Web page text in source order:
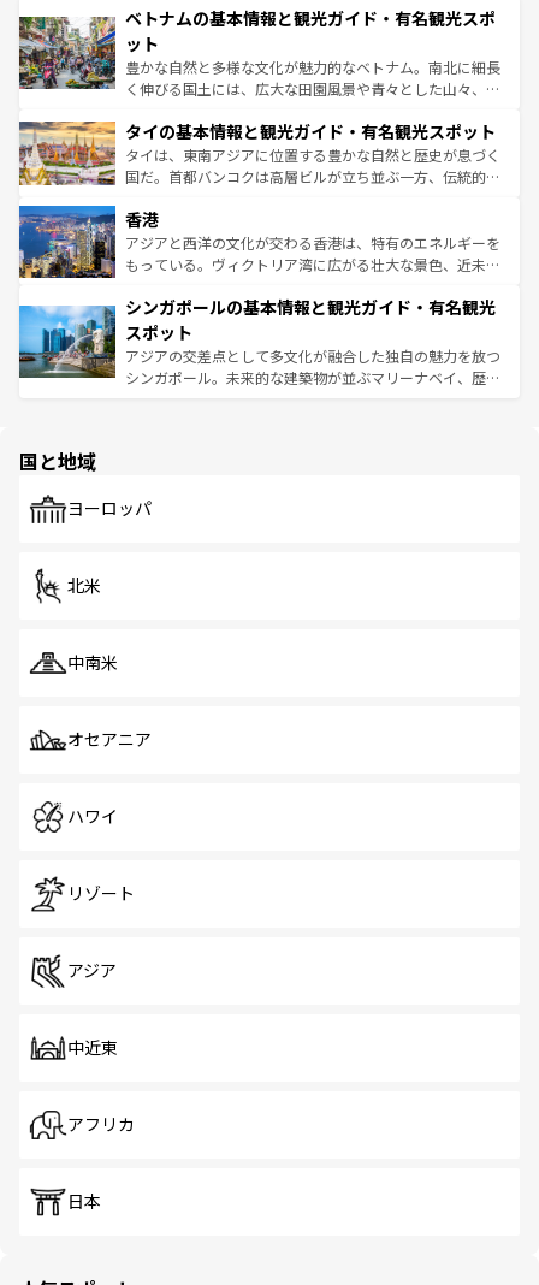
参照してほしい。
容にもいいと評判のスイーツなど、バラエティ豊かな料理
照してほしい。
き、地方に足を延ばせば四季折々の自然美を楽しむことが
できる。そして、キムチや焼肉、絶品のストリートフード
まで、さまざまな韓国料理が待っている。夜には、韓国な
らではのナイトライフも堪能できる。あたたかいホスピタ
わってみてほしい。 なお、新着の韓国情報はコンテンツ一
覧 を参照してほしい。
ベトナムの基本情報と観光ガイド・有名観光スポ
ット
豊かな自然と多様な文化が魅力的なベトナム。南北に細長
く伸びる国土には、広大な田園風景や青々とした山々、世
急速な発展と共に伝統が息づく。ハノイの古い町並みやホ
ーチミン市のフランス統治時代の建物も、独特の雰囲気を
醸し出している。また、バラエティの豊かさとおいしさで
とつ。フォーやバインミー、ベトナムコーヒーなどは、ぜ
ひ現地で味わいたい。どの地域を訪れてもあたたかい人々
が旅行者を迎えてくれるので、きっと忘れられない旅にな
参照してほしい。
タイの基本情報と観光ガイド・有名観光スポット
タイは、東南アジアに位置する豊かな自然と歴史が息づく
国だ。首都バンコクは高層ビルが立ち並ぶ一方、伝統的な
の活気が交差している。北部ではチェンマイなどの山岳地
帯で自然と触れ合い、南部ではプーケットやクラビの美し
いビーチでリゾート気分を楽しむことができる。タイ料理
激する。気候は一年中温暖で、どの季節にも異なる楽しみ
が待っている。親しみやすいタイの人々、仏教を中心とし
た文化、そして多様な観光資源が、訪れる旅人を魅了し続
ける。 なお、新着のタイ情報はコンテンツ一覧を参照して
香港
アジアと西洋の文化が交わる香港は、特有のエネルギーを
もっている。ヴィクトリア湾に広がる壮大な景色、近未来
み、どこを訪れても感動するはず。観光スポットが密集し
ており、効率よく見どころを回れるのも魅力。息をのむよ
うな絶景から文化的な体験まで、香港を存分に楽しみ尽く
そう。 なお、新着の香港情報はコンテンツ一覧を参照して
シンガポールの基本情報と観光ガイド・有名観光
スポット
アジアの交差点として多文化が融合した独自の魅力を放つ
シンガポール。未来的な建築物が並ぶマリーナベイ、歴史
で、ホーカーズは地元の風情を楽しめる外せないスポット
国と地域
ヨーロッパ
北米
中南米
オセアニア
ハワイ
リゾート
アジア
中近東
アフリカ
日本